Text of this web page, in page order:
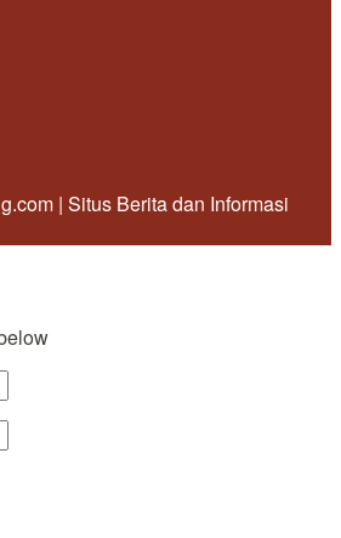
| Situs Berita dan Informasi